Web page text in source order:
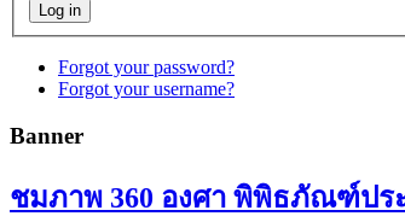
Forgot your password?
Forgot your username?
Banner
ชมภาพ 360 องศา พิพิธภัณฑ์ปร